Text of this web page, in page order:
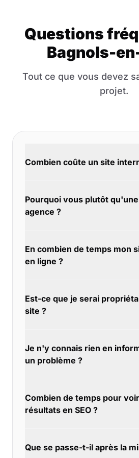
Questions
Bagnols-
Tout ce que vous devez
projet.
Combien coûte un site
de coût. À Bagnols-en-Forêt,
conçu génère des leads, des
Pourquoi vous plutôt
agence ?
toutes faites. À Bagnols-en-
créons des stratégies sur-
En combien de temps mon
en ligne ?
Bagnols-en-Forêt, pour les
urgents, on sait mettre les
Est-ce que je serai
site ?
est oui. À Bagnols-en-Forêt,
les modèles de location qui
Je n'y connais rien en
un problème ?
À Bagnols-en-Forêt, nous
avec vous si besoin.
Combien de temps pour
résultats en SEO ?
mois, d'autres attendent 4-5
Que se passe-t-il après la